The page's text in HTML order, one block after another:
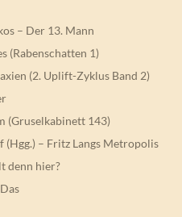
– Der 13. Mann
(Rabenschatten 1)
(2. Uplift-Zyklus Band 2)
(Gruselkabinett 143)
– Fritz Langs Metropolis
denn hier?